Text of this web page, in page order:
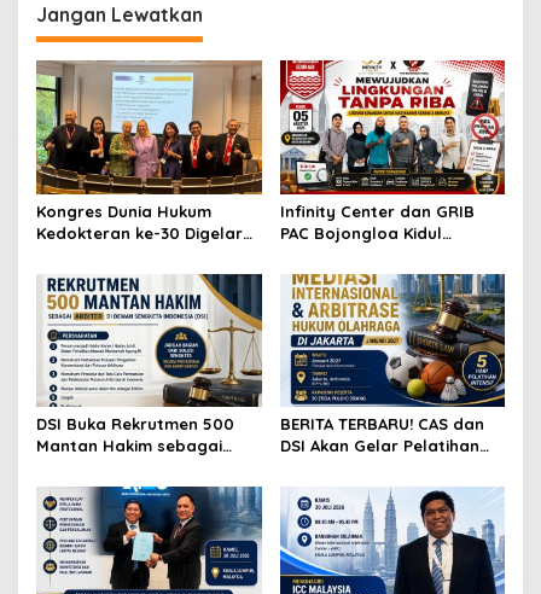
a
s
i
p
o
s
Jangan Lewatkan
Kongres Dunia Hukum
Kedokteran ke-30 Digelar
Tantangan Hukum
Kesehatan di Era AI dan
Teknologi
Infinity Center dan GRIB
PAC Bojongloa Kidul
Wujudkan Lingkungan
Tanpa Riba
DSI Buka Rekrutmen 500
Mantan Hakim sebagai
Penyelesaian Sengketa di
Indonesia
BERITA TERBARU! CAS dan
DSI Akan Gelar Pelatihan
Arbitrase Hukum Olahraga
di Jakarta